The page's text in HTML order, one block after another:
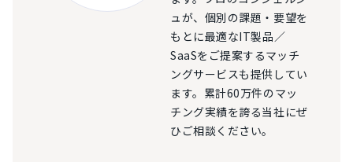
ュが、個別の課題・要望を
もとに最適なIT製品／
SaaSをご提案するマッチ
ングサービスも提供してい
ます。累計60万件のマッ
チング実績を誇る当社にぜ
ひご相談ください。